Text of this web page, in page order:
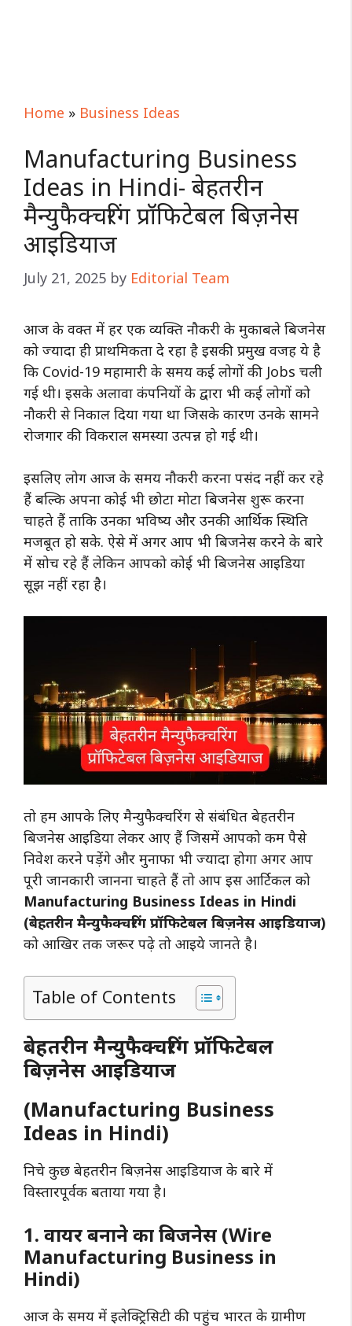
Home » Business Ideas
Manufacturing Business
Ideas in Hindi- बेहतरीन
मैन्युफैक्चरिंग प्रॉफिटेबल बिज़नेस
आइडियाज
July 21, 2025 by Editorial Team
आज के वक्त में हर एक व्यक्ति नौकरी के मुकाबले बिजनेस
को ज्यादा ही प्राथमिकता दे रहा है इसकी प्रमुख वजह ये है
कि Covid-19 महामारी के समय कई लोगों की Jobs चली
गई थी। इसके अलावा कंपनियों के द्वारा भी कई लोगों को
नौकरी से निकाल दिया गया था जिसके कारण उनके सामने
रोजगार की विकराल समस्या उत्पन्न हो गई थी।
इसलिए लोग आज के समय नौकरी करना पसंद नहीं कर रहे
हैं बल्कि अपना कोई भी छोटा मोटा बिजनेस शुरू करना
चाहते हैं ताकि उनका भविष्य और उनकी आर्थिक स्थिति
मजबूत हो सके. ऐसे में अगर आप भी बिजनेस करने के बारे
में सोच रहे हैं लेकिन आपको कोई भी बिजनेस आइडिया
सूझ नहीं रहा है।
तो हम आपके लिए मैन्युफैक्चरिंग से संबंधित बेहतरीन
बिजनेस आइडिया लेकर आए हैं जिसमें आपको कम पैसे
निवेश करने पड़ेंगे और मुनाफा भी ज्यादा होगा अगर आप
पूरी जानकारी जानना चाहते हैं तो आप इस आर्टिकल को
Manufacturing Business Ideas in Hindi
(बेहतरीन मैन्युफैक्चरिंग प्रॉफिटेबल बिज़नेस आइडियाज)
को आखिर तक जरूर पढ़े तो आइये जानते है।
Table of Contents
बेहतरीन मैन्युफैक्चरिंग प्रॉफिटेबल
बिज़नेस आइडियाज
(Manufacturing Business
Ideas in Hindi)
निचे कुछ बेहतरीन बिज़नेस आइडियाज के बारे में
विस्तारपूर्वक बताया गया है।
1. वायर बनाने का बिजनेस (Wire
Manufacturing Business in
Hindi)
आज के समय में इलेक्ट्रिसिटी की पहुंच भारत के ग्रामीण